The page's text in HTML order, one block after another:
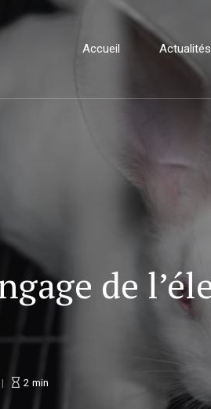
Accueil Actualités
de
2 min